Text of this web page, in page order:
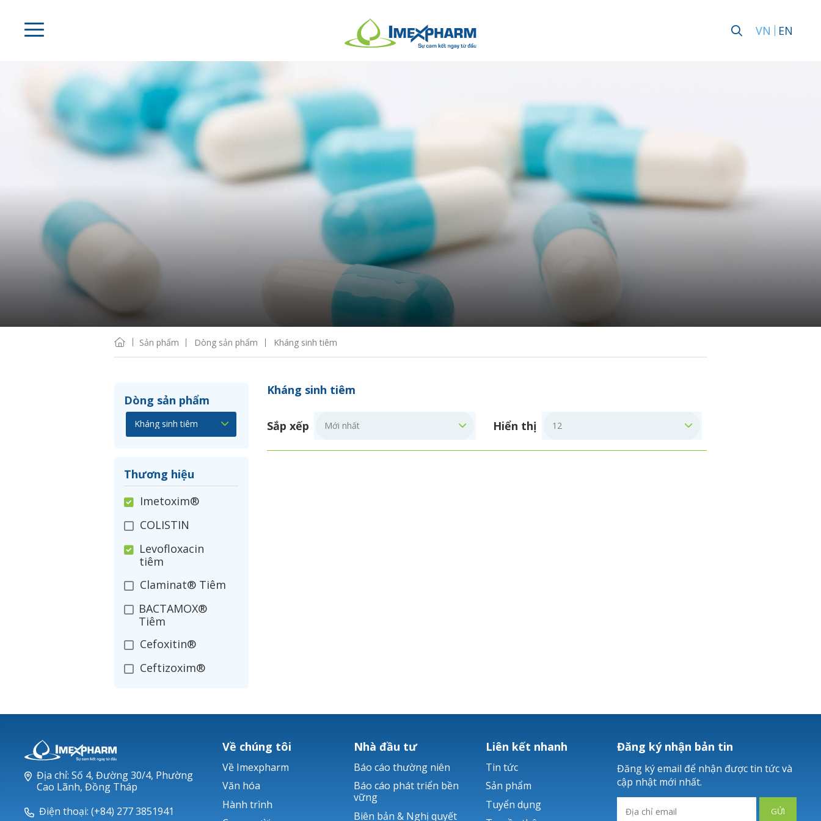
VN EN
Sản phẩm Dòng sản phẩm Kháng sinh tiêm
Dòng sản phẩm
Thương hiệu
Imetoxim®
COLISTIN
Levofloxacin
tiêm
Claminat® Tiêm
BACTAMOX®
Tiêm
Cefoxitin®
Ceftizoxim®
Nerusyn®
Ticarlinat®
Zobacta®
Kháng sinh tiêm
Sắp xếp Hiển thị
Địa chỉ: Số 4, Đường 30/4, Phường
Cao Lãnh, Đồng Tháp
Điện thoại: (+84) 277 3851941
Về chúng tôi
Về Imexpharm
Văn hóa
Hành trình
Nhà đầu tư
Báo cáo thường niên
Báo cáo phát triển bền
vững
Biên bản & Nghị quyết
Liên kết nhanh
Tin tức
Sản phẩm
Tuyển dụng
Đăng ký nhận bản tin
Đăng ký email để nhận được tin tức và
cập nhật mới nhất.
GỬI